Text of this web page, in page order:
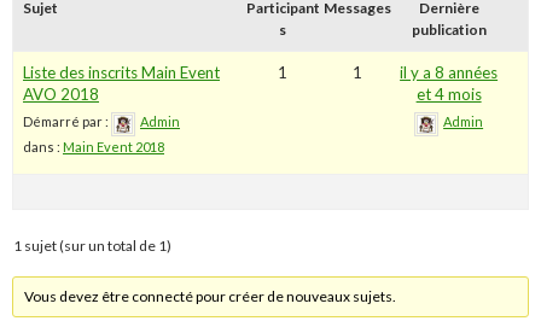
Sujet
Participant
s
Messages
Dernière
publication
Liste des inscrits Main Event
AVO 2018
Démarré par :
Admin
dans : Main Event 2018
1 1
il y a 8 années
et 4 mois
Admin
1 sujet (sur un total de 1)
Vous devez être connecté pour créer de nouveaux sujets.